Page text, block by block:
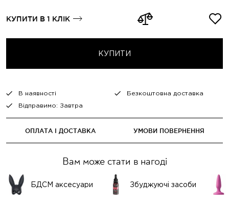
КУПИТИ
КУПИТИ В 1 КЛІК
В наявності
Безкоштовна доставка
Відправимо: Завтра
ОПЛАТА І ДОСТАВКА УМОВИ ПОВЕРНЕННЯ
Вам може стати в нагоді
БДСМ аксесуари Збуджуючі засоби